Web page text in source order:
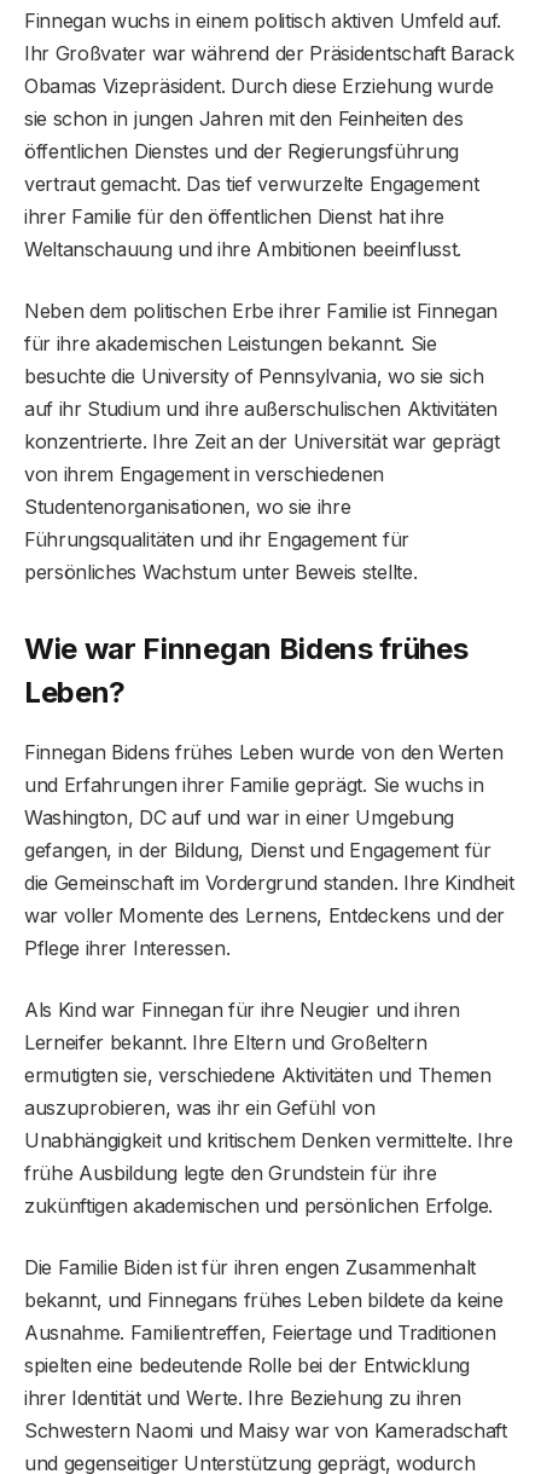
Finnegan wuchs in einem politisch aktiven Umfeld auf.
Ihr Großvater war während der Präsidentschaft Barack
Obamas Vizepräsident. Durch diese Erziehung wurde
sie schon in jungen Jahren mit den Feinheiten des
öffentlichen Dienstes und der Regierungsführung
vertraut gemacht. Das tief verwurzelte Engagement
ihrer Familie für den öffentlichen Dienst hat ihre
Weltanschauung und ihre Ambitionen beeinflusst.
Neben dem politischen Erbe ihrer Familie ist Finnegan
für ihre akademischen Leistungen bekannt. Sie
besuchte die University of Pennsylvania, wo sie sich
auf ihr Studium und ihre außerschulischen Aktivitäten
konzentrierte. Ihre Zeit an der Universität war geprägt
von ihrem Engagement in verschiedenen
Studentenorganisationen, wo sie ihre
Führungsqualitäten und ihr Engagement für
persönliches Wachstum unter Beweis stellte.
Wie war Finnegan Bidens frühes
Leben?
Finnegan Bidens frühes Leben wurde von den Werten
und Erfahrungen ihrer Familie geprägt. Sie wuchs in
Washington, DC auf und war in einer Umgebung
gefangen, in der Bildung, Dienst und Engagement für
die Gemeinschaft im Vordergrund standen. Ihre Kindheit
war voller Momente des Lernens, Entdeckens und der
Pflege ihrer Interessen.
Als Kind war Finnegan für ihre Neugier und ihren
Lerneifer bekannt. Ihre Eltern und Großeltern
ermutigten sie, verschiedene Aktivitäten und Themen
auszuprobieren, was ihr ein Gefühl von
Unabhängigkeit und kritischem Denken vermittelte. Ihre
frühe Ausbildung legte den Grundstein für ihre
zukünftigen akademischen und persönlichen Erfolge.
Die Familie Biden ist für ihren engen Zusammenhalt
bekannt, und Finnegans frühes Leben bildete da keine
Ausnahme. Familientreffen, Feiertage und Traditionen
spielten eine bedeutende Rolle bei der Entwicklung
ihrer Identität und Werte. Ihre Beziehung zu ihren
Schwestern Naomi und Maisy war von Kameradschaft
und gegenseitiger Unterstützung geprägt, wodurch